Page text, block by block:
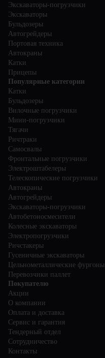
Экскаваторы-погрузчики
Экскаваторы
Бульдозеры
Автогрейдеры
Портовая техника
Автокраны
Катки
Прицепы
Популярные категории
Катки
Бульдозеры
Вилочные погрузчики
Мини-погрузчики
Тягачи
Ричтраки
Самосвалы
Фронтальные погрузчики
Электроштабелеры
Телескопические погрузчики
Автокраны
Автогрейдеры
Экскаваторы-погрузчики
Автобетоносмесители
Колесные экскаваторы
Электропогрузчики
Ричстакеры
Гусеничные экскаваторы
Цельнометаллические фургоны
Перевозчики паллет
Покупателю
Акции
О компании
Оплата и доставка
Сервис и гарантия
Тендерный отдел
Сотрудничество
Контакты